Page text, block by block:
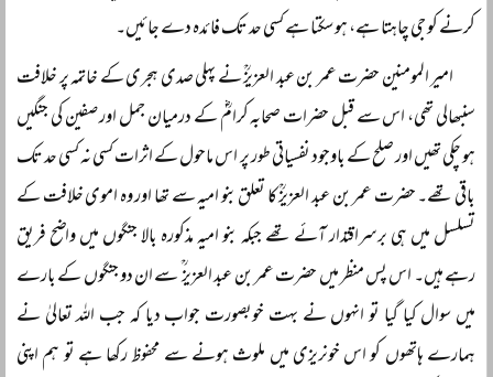
کرنے کو جی چاہتا ہے، ہو سکتا ہے کسی حد تک فائدہ دے جائیں۔
امیر المومنین حضرت عمر بن عبد العزیزؒ نے پہلی صدی ہجری کے خاتمہ پر خلافت
سنبھالی تھی، اس سے قبل حضرات صحابہ کرامؓ کے درمیان جمل اور صفین کی جنگیں
ہو چکی تھیں اور صلح کے باوجود نفسیاتی طور پر اس ماحول کے اثرات کسی نہ کسی حد تک
باقی تھے۔ حضرت عمر بن عبد العزیزؒ کا تعلق بنو امیہ سے تھا اور وہ اموی خلافت کے
تسلسل میں ہی برسراقتدار آئے تھے جبکہ بنو امیہ مذکورہ بالا جنگوں میں واضح فریق
رہے ہیں۔ اس پس منظر میں حضرت عمر بن عبد العزیز ؒ سے ان دو جنگوں کے بارے
میں سوال کیا گیا تو انہوں نے بہت خوبصورت جواب دیا کہ جب اللہ تعالیٰ نے
ہمارے ہاتھوں کو اس خونریزی میں ملوث ہونے سے محفوظ رکھا ہے تو ہم اپنی